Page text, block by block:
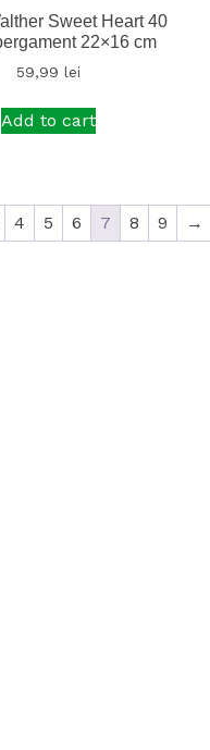
Sweet Heart 40
22×16 cm
59,99lei
Add to cart
4 5 6 7 8 9 →